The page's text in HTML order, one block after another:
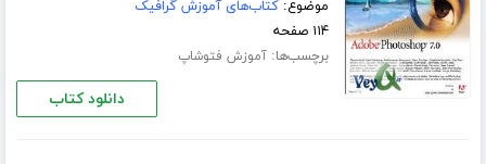
موضوع:کتاب‌های آموزش گرافیک
۱۱۴ صفحه
برچسب‌ها:آموزش فتوشاپ
دانلود کتاب